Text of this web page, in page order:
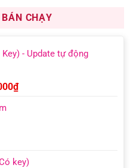
là:
499.000₫.
CHẠY
- Update tự động
₫Khoảng
key)